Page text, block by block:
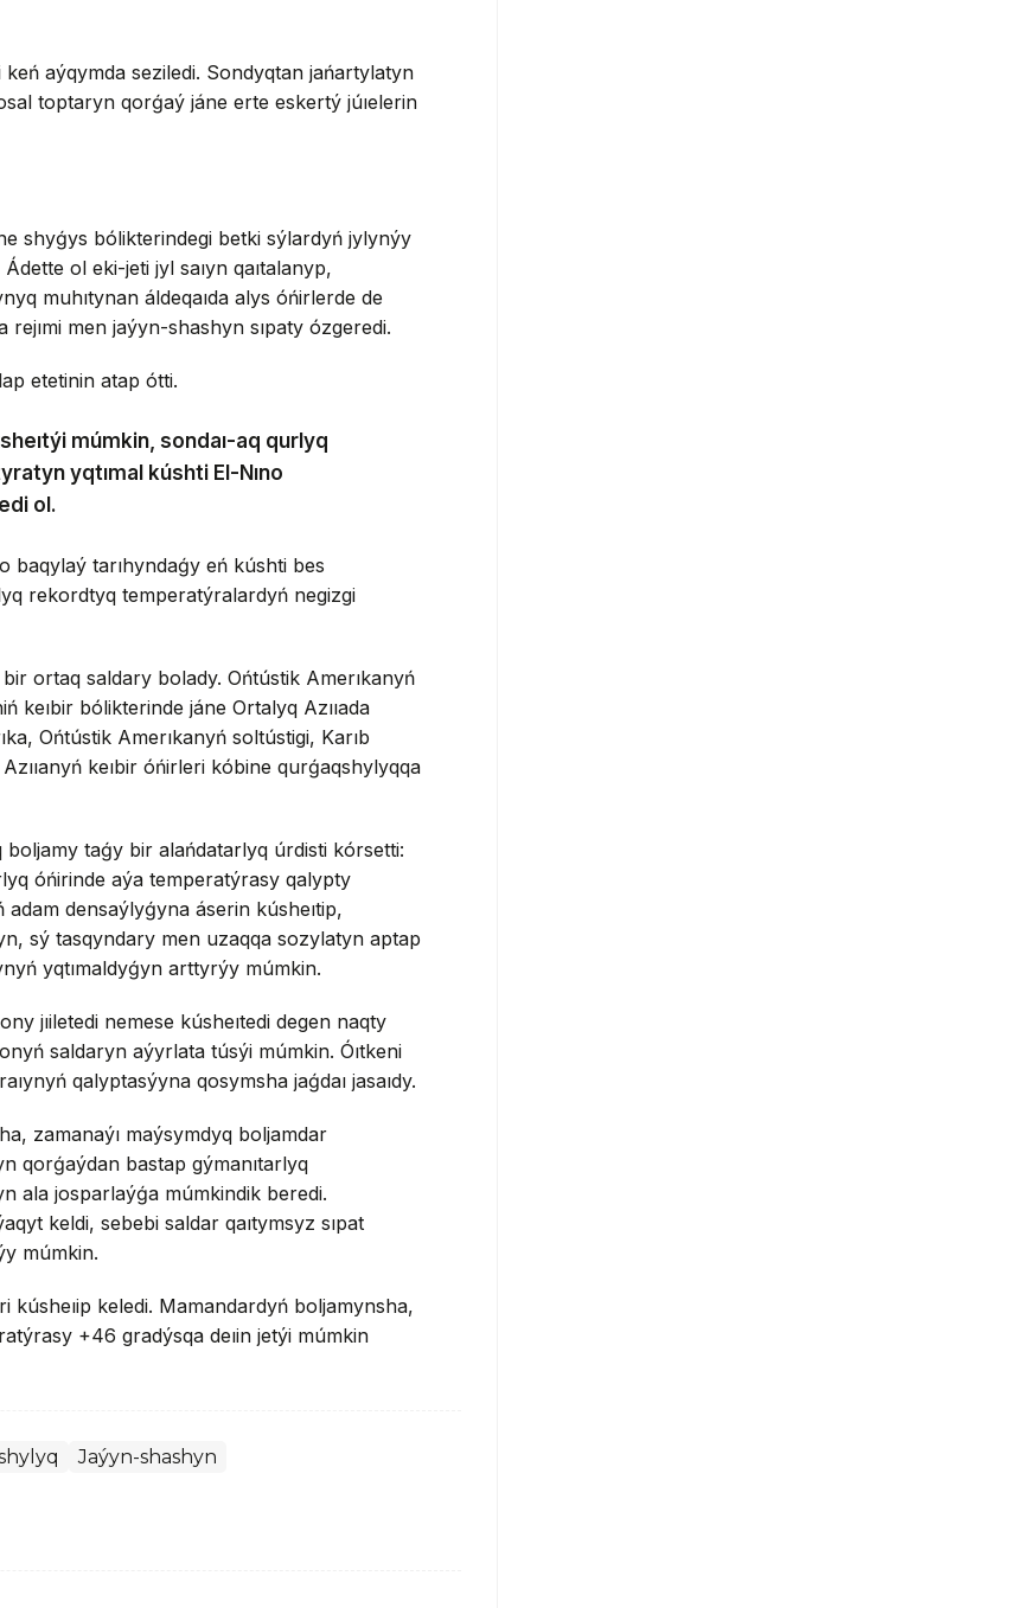
aýqymda seziledi. Sondyqtan jańartylatyn
toptaryn qorǵaý jáne erte eskertý júıelerin
shyǵys bólikterindegi betki sýlardyń jylynýy
ol eki-jeti jyl saıyn qaıtalanyp,
muhıtynan áldeqaıda alys óńirlerde de
men jaýyn-shashyn sıpaty ózgeredi.
etetinin atap ótti.
múmkin, sondaı-aq qurlyq
yqtımal kúshti El-Nıno
ol.
baqylaý tarıhyndaǵy eń kúshti bes
rekordtyq temperatýralardyń negizgi
ortaq saldary bolady. Ońtústik Amerıkanyń
keıbir bólikterinde jáne Ortalyq Azııada
Ońtústik Amerıkanyń soltústigi, Karıb
keıbir óńirleri kóbine qurǵaqshylyqqa
boljamy taǵy bir alańdatarlyq úrdisti kórsetti:
óńirinde aýa temperatýrasy qalypty
densaýlyǵyna áserin kúsheıtip,
sý tasqyndary men uzaqqa sozylatyn aptap
yqtımaldyǵyn arttyrýy múmkin.
jıiletedi nemese kúsheıtedi degen naqty
saldaryn aýyrlata túsýi múmkin. Óıtkeni
qalyptasýyna qosymsha jaǵdaı jasaıdy.
zamanaýı maýsymdyq boljamdar
qorǵaýdan bastap gýmanıtarlyq
ala josparlaýǵa múmkindik beredi.
keldi, sebebi saldar qaıtymsyz sıpat
múmkin.
kúsheıip keledi. Mamandardyń boljamynsha,
+46 gradýsqa deıin jetýi múmkin
Jaýyn-shashyn